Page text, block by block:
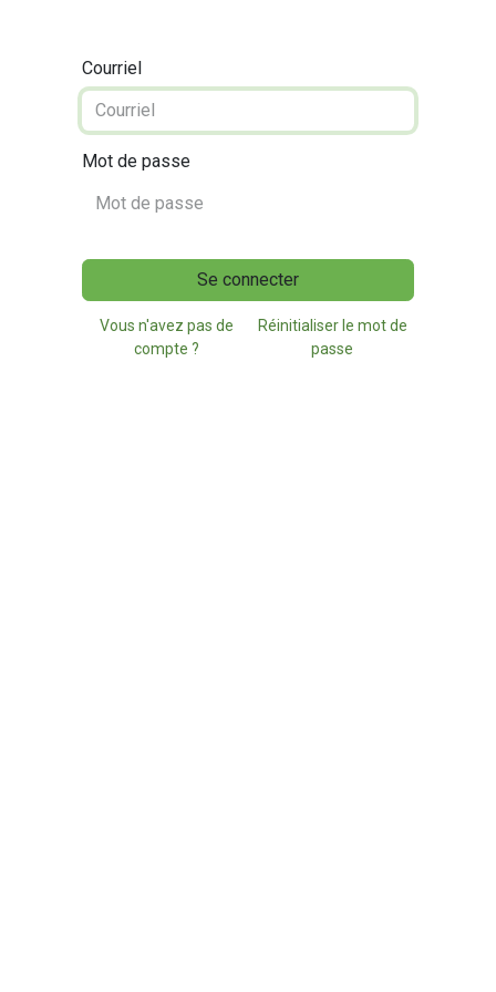
Courriel
Mot de passe
Se connecter
Vous n'avez pas de
compte ?
Réinitialiser le mot de
passe